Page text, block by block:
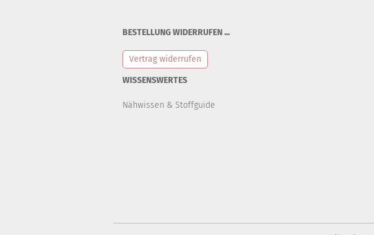
BESTELLUNG WIDERRUFEN ...
Vertrag widerrufen
WISSENSWERTES
Nähwissen & Stoffguide